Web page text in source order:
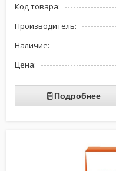
Код товара:
Производитель:
Наличие:
Цена:
Подробнее